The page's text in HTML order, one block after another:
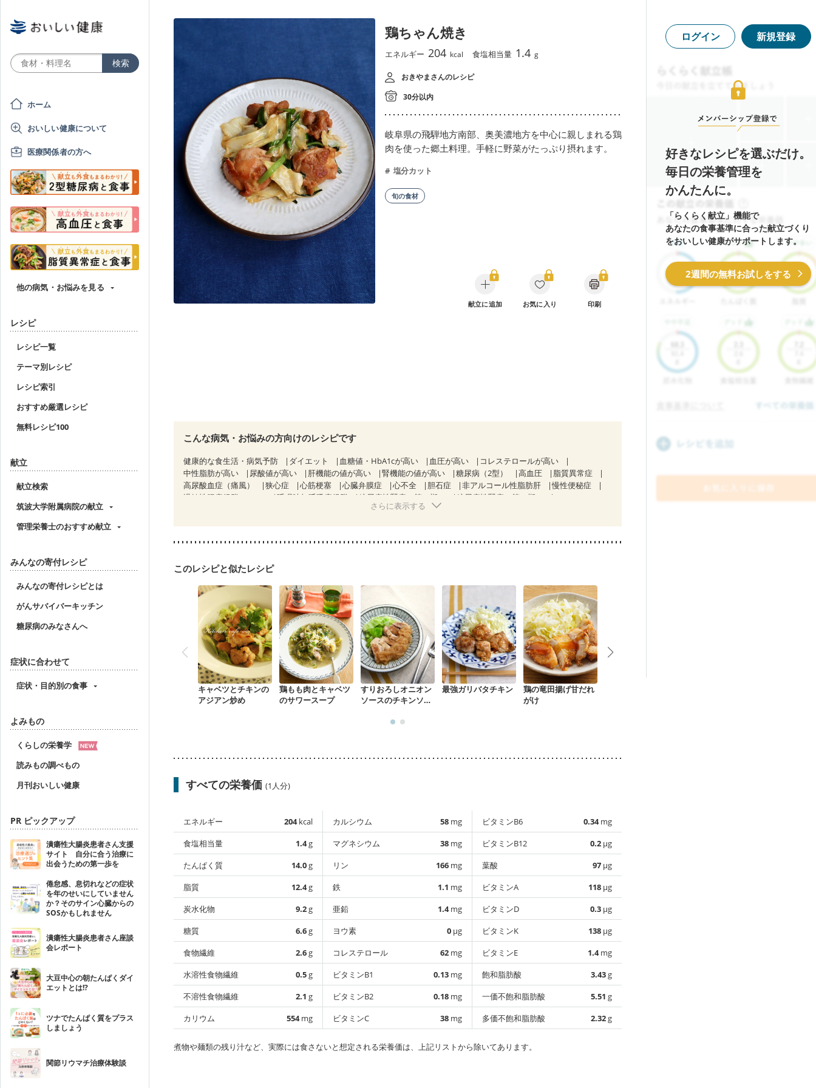
ホーム
おいしい健康について
医療関係者の方へ
他の病気・お悩みを見る
レシピ
レシピ一覧
テーマ別レシピ
レシピ索引
おすすめ厳選レシピ
無料レシピ100
献立
献立検索
筑波大学附属病院の献立
管理栄養士のおすすめ献立
みんなの寄付レシピ
みんなの寄付レシピとは
がんサバイバーキッチン
糖尿病のみなさんへ
症状に合わせて
症状・目的別の食事
よみもの
くらしの栄養学
読みもの調べもの
月刊おいしい健康
PR ピックアップ
潰瘍性大腸炎患者さん支援
サイト 自分に合う治療に
出会うための第一歩を
倦怠感、息切れなどの症状
を年のせいにしていません
か？そのサイン心臓からの
SOSかもしれません
潰瘍性大腸炎患者さん座談
会レポート
大豆中心の朝たんぱくダイ
エットとは!?
ツナでたんぱく質をプラス
しましょう
関節リウマチ治療体験談
鶏ちゃん焼き
エネルギー 204 kcal 食塩相当量 1.4 g
おきやまさんのレシピ
30分以内
岐阜県の飛騨地方南部、奥美濃地方を中心に親しまれる鶏
肉を使った郷土料理。手軽に野菜がたっぷり摂れます。
塩分カット
旬の食材
献立に追加 お気に入り 印刷
こんな病気・お悩みの方向けのレシピです
健康的な食生活・病気予防 ダイエット 血糖値・HbA1cが高い 血圧が高い
コレステロールが高い
中性脂肪が高い
尿酸値が高い 肝機能の値が高い 腎機能の値が高い 糖尿病（2型） 高血圧
脂質異常症
高尿酸血症（痛風）
狭心症 心筋梗塞 心臓弁膜症 心不全 胆石症 非アルコール性脂肪肝
慢性便秘症
過敏性腸症候群（IBS）
睡眠時無呼吸症候群 糖尿病性腎症（第１期）
糖尿病性腎症（第２期）
CKD（ステージ２）
フレイル（年齢に合わせた体作り）
低栄養予防 貧血対策 ニキビ・肌荒れ 妊活中 更年期
さらに表示する
このレシピと似たレシピ
キャベツとチキンの
アジアン炒め
鶏もも肉とキャベツ
のサワースープ
すりおろしオニオン
ソースのチキンソテ
最強ガリバタチキン
鶏の竜田揚げ甘だれ
がけ
すべての栄養価 (1人分)
エネルギー 204kcal
食塩相当量
1.4g
たんぱく質
14.0g
脂質
12.4g
炭水化物
9.2g
糖質
6.6g
食物繊維
2.6g
水溶性食物繊維
0.5g
不溶性食物繊維
2.1 g
カリウム
554mg
カルシウム 58 mg
マグネシウム
38 mg
リン
166 mg
鉄
1.1 mg
亜鉛
1.4mg
ヨウ素
0 µg
コレステロール
62 mg
ビタミンB1
0.13 mg
ビタミンB2
0.18 mg
ビタミンC
38 mg
ビタミンB6 0.34mg
ビタミンB12
0.2 µg
葉酸
97 µg
ビタミンA
118 µg
ビタミンD
0.3 µg
ビタミンK
138 µg
ビタミンE
1.4mg
飽和脂肪酸
3.43g
一価不飽和脂肪酸
5.51 g
多価不飽和脂肪酸
2.32g
煮物や麺類の残り汁など、実際には食さないと想定される栄養価は、上記リストから除いてあります。
ログイン 新規登録
好きなレシピを選ぶだけ。
毎日の栄養管理を
かんたんに。
「らくらく献立」機能で
あなたの食事基準に合った献立づくり
をおいしい健康がサポートします。
2週間の無料お試しをする